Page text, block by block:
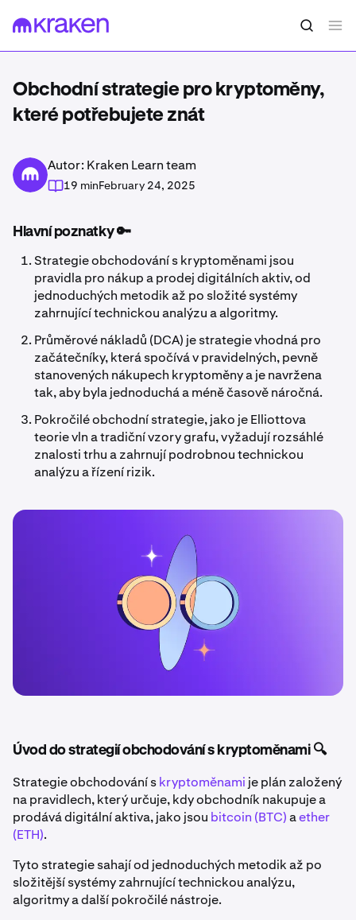
Obchodní strategie pro kryptoměny,
které potřebujete znát
Autor: Kraken Learn team
19 minFebruary 24, 2025
Hlavní poznatky 🔑
Strategie obchodování s kryptoměnami jsou
pravidla pro nákup a prodej digitálních aktiv, od
jednoduchých metodik až po složité systémy
zahrnující technickou analýzu a algoritmy.
Průměrové nákladů (DCA) je strategie vhodná pro
začátečníky, která spočívá v pravidelných, pevně
stanovených nákupech kryptoměny a je navržena
tak, aby byla jednoduchá a méně časově náročná.
Pokročilé obchodní strategie, jako je Elliottova
teorie vln a tradiční vzory grafu, vyžadují rozsáhlé
znalosti trhu a zahrnují podrobnou technickou
analýzu a řízení rizik.
Úvod do strategií obchodování s kryptoměnami 🔍
Strategie obchodování skryptoměnami je plán založený
na pravidlech, který určuje, kdy obchodník nakupuje a
prodává digitální aktiva, jako jsou bitcoin (BTC)aether
(ETH).
Tyto strategie sahají od jednoduchých metodik až po
složitější systémy zahrnující technickou analýzu,
algoritmy a další pokročilé nástroje.